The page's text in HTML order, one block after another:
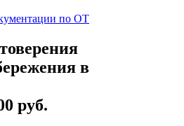
по ОТ
в
руб.